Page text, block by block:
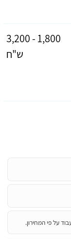
1,800 - 3,200
ש"ח
על פי המחירון.